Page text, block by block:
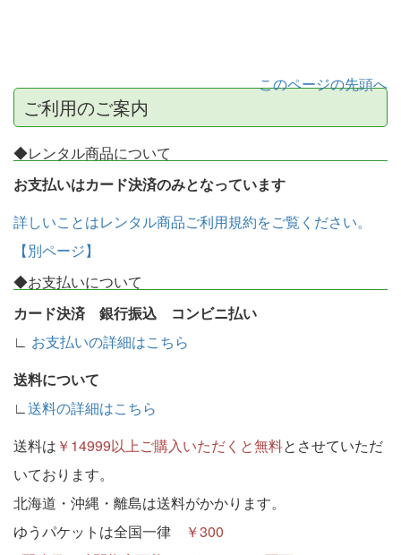
このページの先頭へ
ご利用のご案内
◆レンタル商品について
お支払いはカード決済のみとなっています
詳しいことはレンタル商品ご利用規約をご覧ください。
【別ページ】
◆お支払いについて
カード決済 銀行振込 コンビニ払い
∟ お支払いの詳細はこちら
送料について
∟送料の詳細はこちら
送料は ￥14999以上ご購入いただくと無料とさせていただ
いております。
北海道・沖縄・離島は送料がかかります。
ゆうパケットは全国一律
￥300